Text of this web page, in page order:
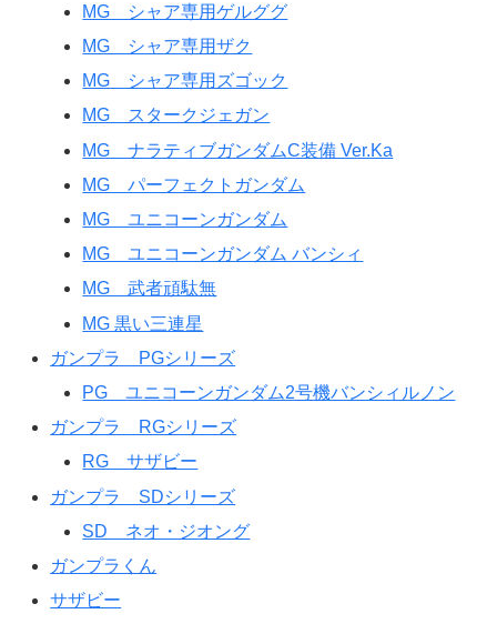
MG シャア専用ゲルググ
MG シャア専用ザク
MG シャア専用ズゴック
MG スタークジェガン
MG ナラティブガンダムC装備 Ver.Ka
MG パーフェクトガンダム
MG ユニコーンガンダム
MG ユニコーンガンダム バンシィ
MG 武者頑駄無
MG 黒い三連星
ガンプラ PGシリーズ
PG ユニコーンガンダム2号機バンシィルノン
ガンプラ RGシリーズ
RG サザビー
ガンプラ SDシリーズ
SD ネオ・ジオング
ガンプラくん
サザビー